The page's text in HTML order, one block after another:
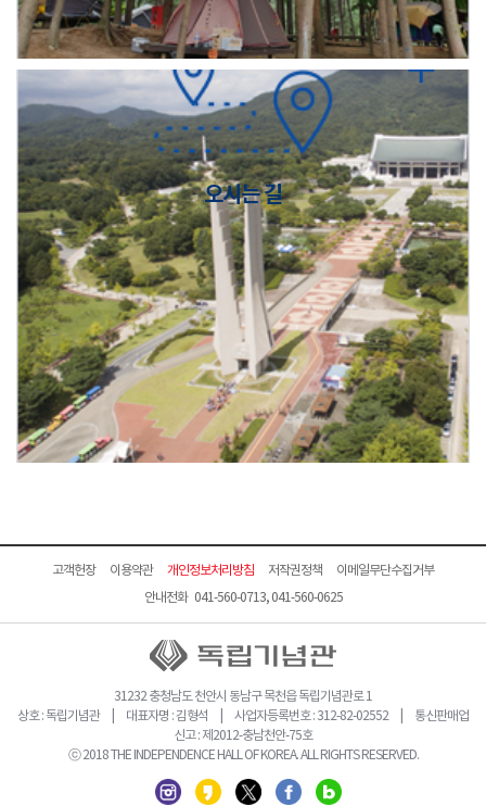
오시는 길
고객헌장 이용약관 개인정보처리방침 저작권정책
이메일무단수집거부
안내전화 041-560-0713, 041-560-0625
31232 충청남도 천안시 동남구 목천읍 독립기념관로 1
상호 : 독립기념관 | 대표자명 : 김형석 | 사업자등록번호 : 312-82-02552 | 통신판매업
신고 : 제2012-충남천안-75호
ⓒ 2018 THE INDEPENDENCE HALL OF KOREA. ALL RIGHTS RESERVED.